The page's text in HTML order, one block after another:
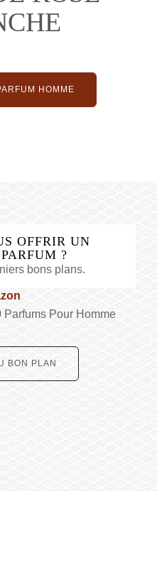
HOMME
OFFRIR UN
?
bons plans.
Pour Homme
BON PLAN